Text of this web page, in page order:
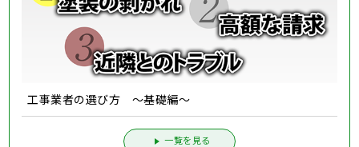
工事業者の選び方 ～基礎編～
一覧を見る